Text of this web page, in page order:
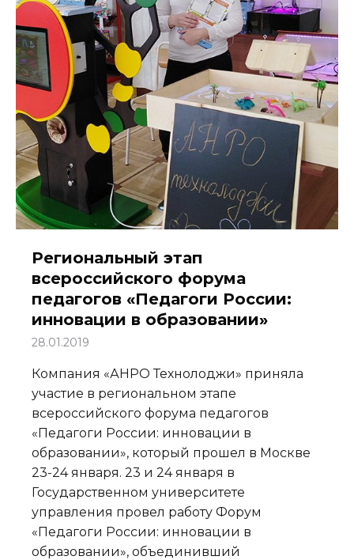
Региональный этап
всероссийского форума
педагогов «Педагоги России:
инновации в образовании»
28.01.2019
Компания «АНРО Технолоджи» приняла
участие в региональном этапе
всероссийского форума педагогов
«Педагоги России: инновации в
образовании», который прошел в Москве
23-24 января. 23 и 24 января в
Государственном университете
управления провел работу Форум
«Педагоги России: инновации в
образовании», объединивший